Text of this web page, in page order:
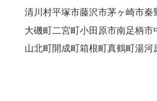
清川村平塚市藤沢市茅ヶ崎市秦
大磯町二宮町小田原市南足柄市
山北町開成町箱根町真鶴町湯河